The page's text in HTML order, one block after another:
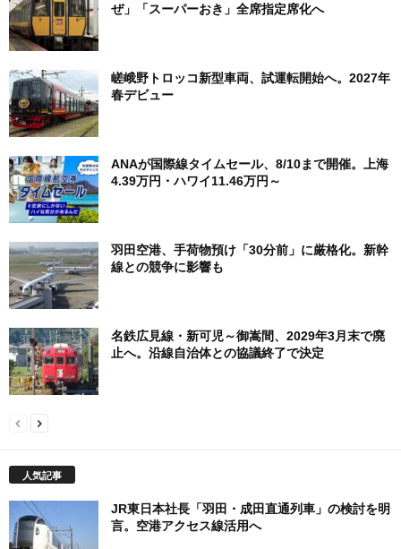
ぜ」「スーパーおき」全席指定席化へ
嵯峨野トロッコ新型車両、試運転開始へ。2027年
春デビュー
ANAが国際線タイムセール、8/10まで開催。上海
4.39万円・ハワイ11.46万円～
羽田空港、手荷物預け「30分前」に厳格化。新幹
線との競争に影響も
名鉄広見線・新可児～御嵩間、2029年3月末で廃
止へ。沿線自治体との協議終了で決定
人気記事
JR東日本社長「羽田・成田直通列車」の検討を明
言。空港アクセス線活用へ